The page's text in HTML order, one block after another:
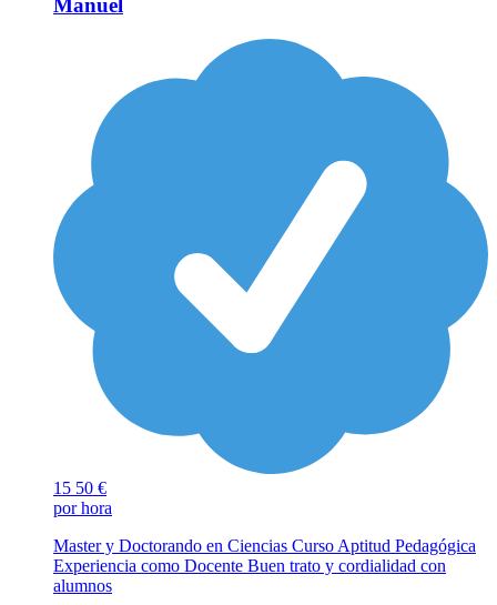
Manuel
15 50 €
por hora
Master y Doctorando en Ciencias Curso Aptitud Pedagógica
Experiencia como Docente Buen trato y cordialidad con
alumnos